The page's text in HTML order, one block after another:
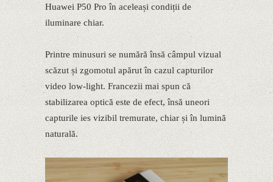
Huawei P50 Pro în aceleași condiții de
iluminare chiar.
Printre minusuri se numără însă câmpul vizual
scăzut și zgomotul apărut în cazul capturilor
video low-light. Francezii mai spun că
stabilizarea optică este de efect, însă uneori
capturile ies vizibil tremurate, chiar și în lumină
naturală.